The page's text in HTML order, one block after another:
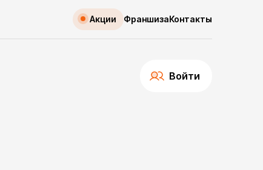
Акции ФраншизаКонтакты
Войти